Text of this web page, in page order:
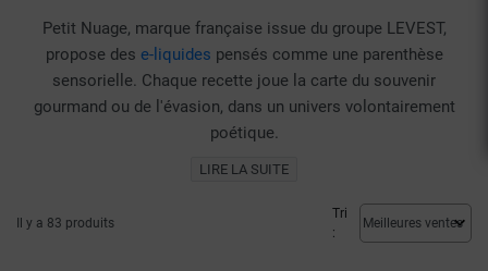
Petit Nuage, marque française issue du groupe LEVEST,
propose des e-liquides pensés comme une parenthèse
sensorielle. Chaque recette joue la carte du souvenir
gourmand ou de l'évasion, dans un univers volontairement
poétique.
Parmi les saveurs appréciées, le Coup de Coeur Petit
Nuage, le Cherry Cherie Petit Nuage et le Péché Mignon
LIRE LA SUITE
Il y a 83 produits
Tri
: